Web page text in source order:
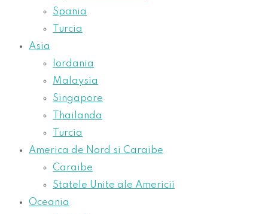
Spania
Turcia
Asia
Iordania
Malaysia
Singapore
Thailanda
Turcia
America de Nord si Caraibe
Caraibe
Statele Unite ale Americii
Oceania